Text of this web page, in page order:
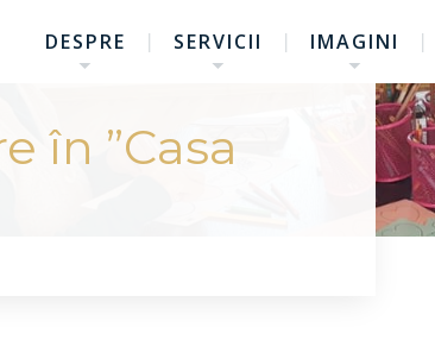
DESPRE SERVICII IMAGINI
în ”Casa